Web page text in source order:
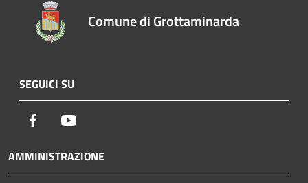
Comune di Grottaminarda
SEGUICI SU
Facebook
AMMINISTRAZIONE